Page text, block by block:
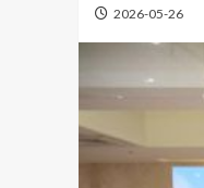
2026-05-26